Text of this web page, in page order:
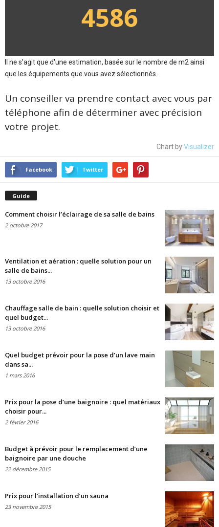
4586
Il ne s'agit que d'une estimation, basée sur le nombre de m2 ainsi
que les équipements que vous avez sélectionnés.
Un conseiller va prendre contact avec vous par
téléphone afin de déterminer avec précision
votre projet.
Chart byVisualizer
Facebook Twitter
Guide
Comment choisir l’éclairage de sa salle de bains
2 octobre 2017
Ventilation et aération : quelle solution pour un
salle de bains...
13 octobre 2016
Chauffage salle de bain : quelle solution choisir et
quel budget...
13 octobre 2016
Quel budget prévoir pour la pose d’un lave main
dans sa...
1 mars 2016
Prix pour la pose d’une baignoire : quel matériaux
choisir pour...
2 février 2016
Budget à prévoir pour le remplacement d’une
baignoire par une douche
22 décembre 2015
Prix pour l’installation d’un sauna
23 novembre 2015